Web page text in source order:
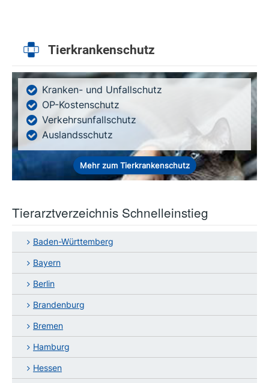
Tierkrankenschutz
Kranken- und Unfallschutz
OP-Kostenschutz
Verkehrsunfallschutz
Auslandsschutz
Mehr zum Tierkrankenschutz
Tierarztverzeichnis Schnelleinstieg
Baden-Württemberg
Bayern
Berlin
Brandenburg
Bremen
Hamburg
Hessen